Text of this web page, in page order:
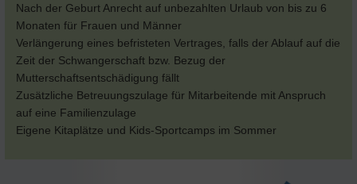
Nach der Geburt Anrecht auf unbezahlten Urlaub von bis zu 6
Monaten für Frauen und Männer
Verlängerung eines befristeten Vertrages, falls der Ablauf auf die
Zeit der Schwangerschaft bzw. Bezug der
Mutterschaftsentschädigung fällt
Zusätzliche Betreuungszulage für Mitarbeitende mit Anspruch
auf eine Familienzulage
Eigene Kitaplätze und Kids-Sportcamps im Sommer